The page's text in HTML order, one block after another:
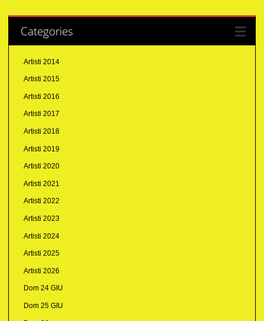
Categories
Artisti 2014
Artisti 2015
Artisti 2016
Artisti 2017
Artisti 2018
Artisti 2019
Artisti 2020
Artisti 2021
Artisti 2022
Artisti 2023
Artisti 2024
Artisti 2025
Artisti 2026
Dom 24 GIU
Dom 25 GIU